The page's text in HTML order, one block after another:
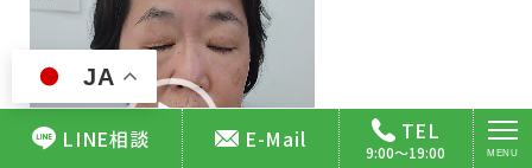
JA
LINE相談 E-Mail TEL
9:00～19:00
ー
ヤ
ー